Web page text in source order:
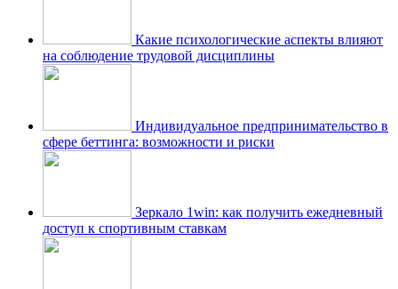
Какие психологические аспекты влияют
на соблюдение трудовой дисциплины
Индивидуальное предпринимательство в
сфере беттинга: возможности и риски
Зеркало 1win: как получить ежедневный
доступ к спортивным ставкам